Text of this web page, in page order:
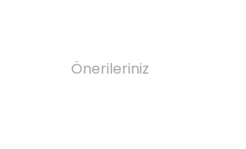
Önerileriniz